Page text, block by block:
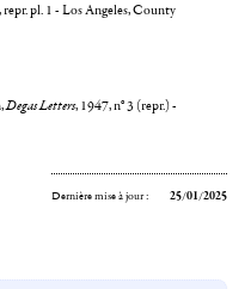
pl. 1 - Los Angeles, County
Degas Letters, 1947, n° 3 (repr.) -
Dernière mise à jour : 25/01/2025